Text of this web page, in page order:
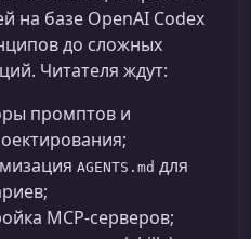
на базе OpenAI Codex
до сложных
Читателя ждут:
промптов и
AGENTS.md для
MCP‑серверов;